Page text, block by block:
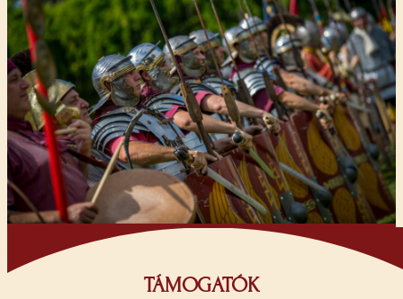
TÁMOGATÓK